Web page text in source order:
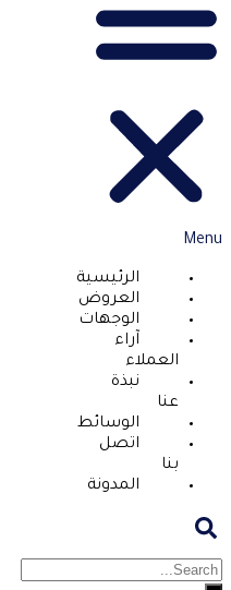
Menu
الرئيسية
العروض
الوجهات
آراء
العملاء
نبذة
عنا
الوسائط
اتصل
بنا
المدونة